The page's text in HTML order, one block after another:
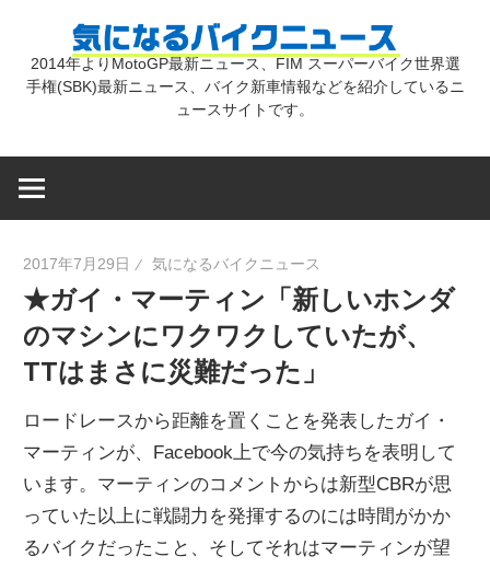
気
バ
ク
ニ
2014年よりMotoGP最新ニュース、FIM スーパーバイク世界選
手権(SBK)最新ニュース、バイク新車情報などを紹介しているニ
ュースサイトです。
2017年7月29日 気になるバイクニュース
★ガイ・マーティン「新しいホンダ
のマシンにワクワクしていたが、
TTはまさに災難だった」
ロードレースから距離を置くことを発表したガイ・
マーティンが、Facebook上で今の気持ちを表明して
います。マーティンのコメントからは新型CBRが思
っていた以上に戦闘力を発揮するのには時間がかか
るバイクだったこと、そしてそれはマーティンが望